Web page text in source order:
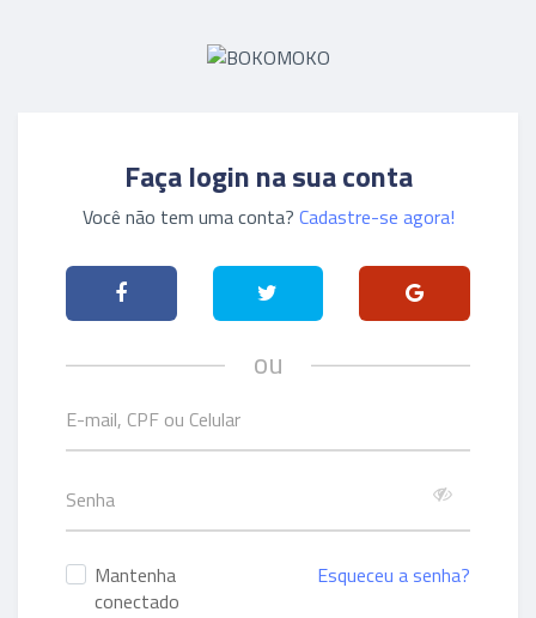
Faça login na sua conta
Você não tem uma conta? Cadastre-se agora!
ou
Mantenha
conectado
Esqueceu a senha?